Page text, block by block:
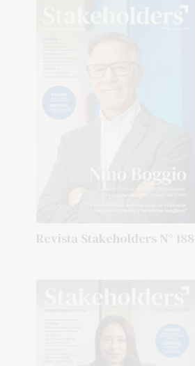
Revista Stakeholders N° 188